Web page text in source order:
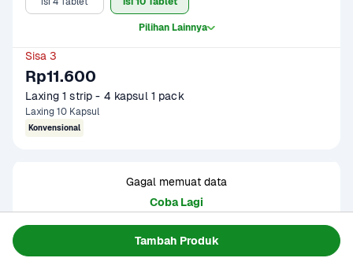
Tambah Produk
Pilihan Lainnya
Sisa 3
Rp11.600
Laxing 1 strip - 4 kapsul 1 pack
Laxing 10 Kapsul
Konvensional
Gagal memuat data
Coba Lagi
Informasi Produk